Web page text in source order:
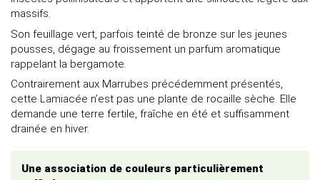
massifs.
Son feuillage vert, parfois teinté de bronze sur les jeunes
pousses, dégage au froissement un parfum aromatique
rappelant la bergamote.
Contrairement aux Marrubes précédemment présentés,
cette Lamiacée n’est pas une plante de rocaille sèche. Elle
demande une terre fertile, fraîche en été et suffisamment
drainée en hiver.
Une association de couleurs particulièrement